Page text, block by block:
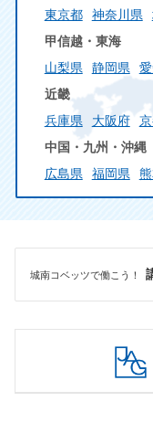
東京都
神奈川県
甲信越・東海
山梨県
静岡県
近畿
兵庫県
大阪府
中国・九州・沖縄
広島県
福岡県
城南コベッツで働こう！